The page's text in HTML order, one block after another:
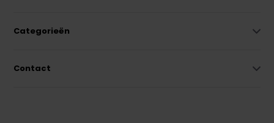
Categorieën
Contact